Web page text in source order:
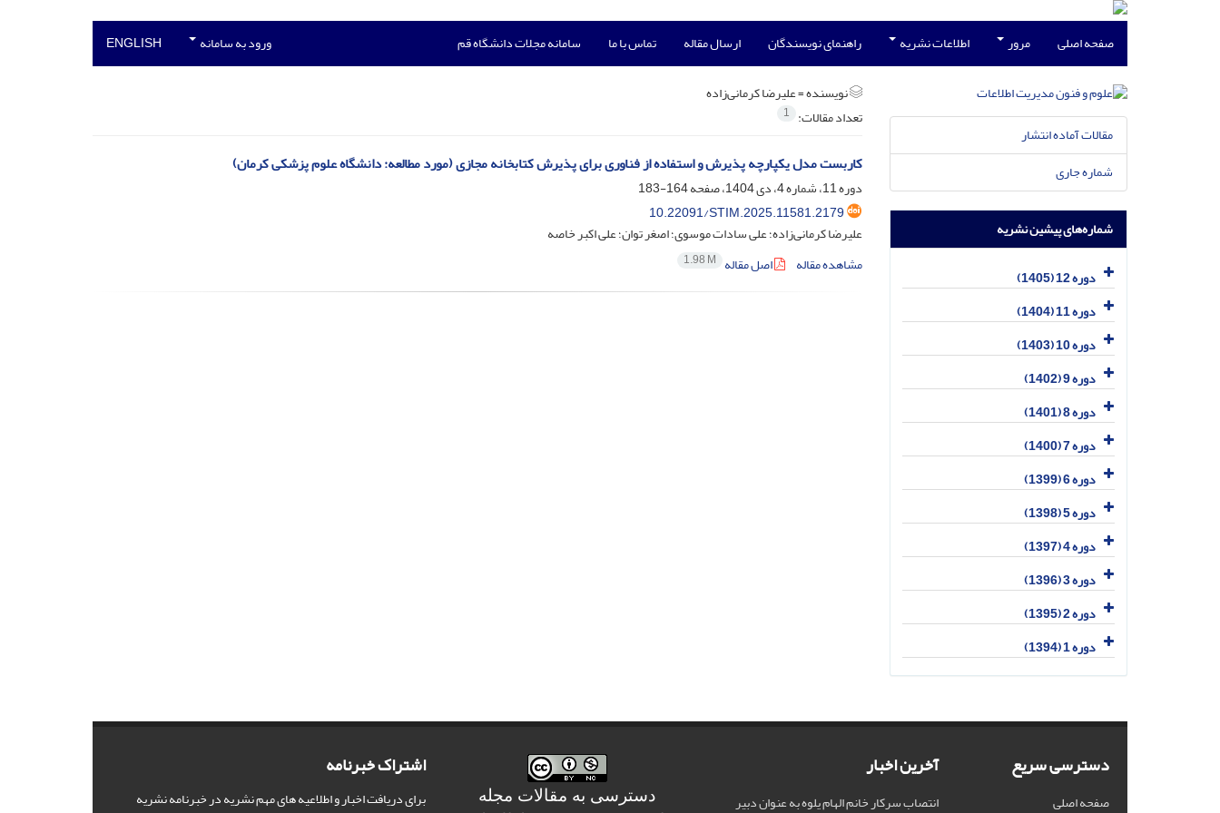
صفحه اصلی مرور اطلاعات نشریه راهنمای نویسندگان ارسال مقاله تماس با ما سامانه مجلات دانشگاه قم ورود به سامانه ENGLISH
نویسنده =علیرضا کرمانی‌زاده
تعداد مقالات: 1
کاربست مدل یکپارچه پذیرش و استفاده از فناوری برای پذیرش کتابخانه مجازی (مورد مطالعه: دانشگاه علوم پزشکی کرمان)
دوره 11، شماره 4، دی 1404، صفحه
164-183
10.22091/STIM.2025.11581.2179
علیرضا کرمانی‌زاده؛ علی سادات موسوی؛ اصغر توان؛ علی اکبر خاصه
مشاهده مقاله
اصل مقاله 1.98 M
مقالات آماده انتشار
شماره جاری
شماره‌های پیشین نشریه
دوره 12 (1405)
دوره 11 (1404)
دوره 10 (1403)
دوره 9 (1402)
دوره 8 (1401)
دوره 7 (1400)
دوره 6 (1399)
دوره 5 (1398)
دوره 4 (1397)
دوره 3 (1396)
دوره 2 (1395)
دوره 1 (1394)
دسترسی سریع
صفحه اصلی
آخرین اخبار
انتصاب سرکار خانم الهام یلوه به عنوان دبیر
دسترسی به مقالات مجله
اشتراک خبرنامه
برای دریافت اخبار و اطلاعیه های مهم نشریه در خبرنامه نشریه